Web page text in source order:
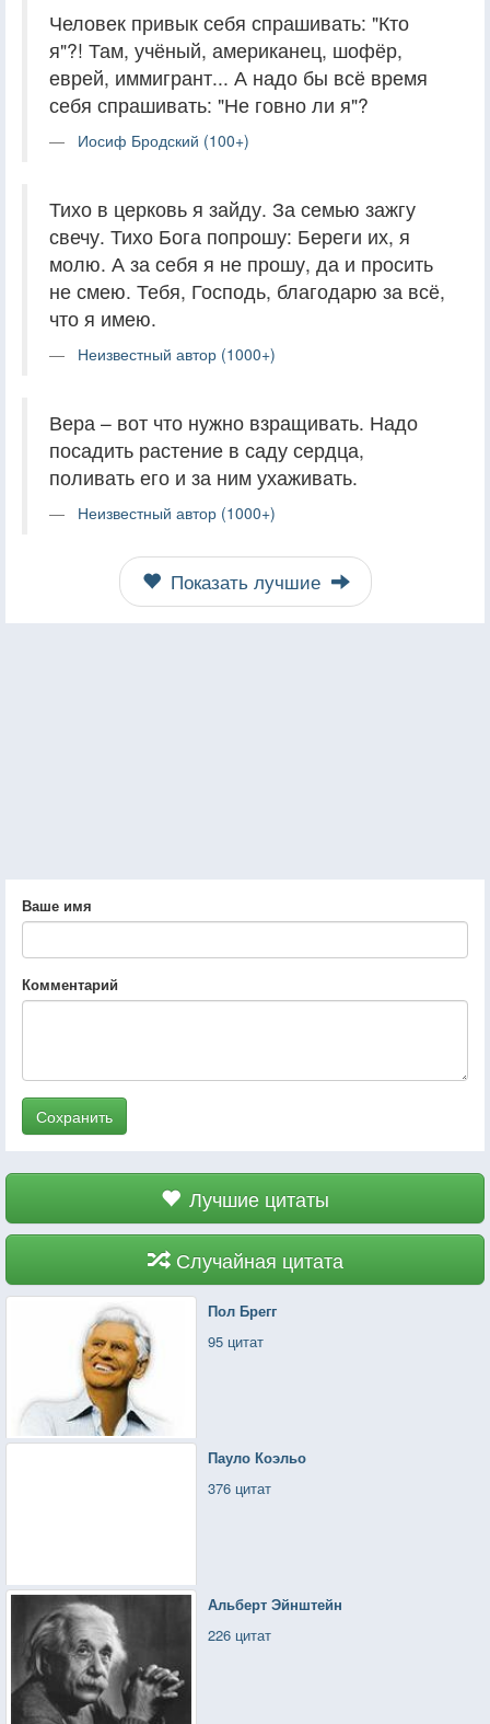
Человек привык себя спрашивать: "Кто
я"?! Там, учёный, американец, шофёр,
еврей, иммигрант... А надо бы всё время
себя спрашивать: "Не говно ли я"?
Иосиф Бродский (100+)
Тихо в церковь я зайду. За семью зажгу
свечу. Тихо Бога попрошу: Береги их, я
молю. А за себя я не прошу, да и просить
не смею. Тебя, Господь, благодарю за всё,
что я имею.
Неизвестный автор (1000+)
Вера – вот что нужно взращивать. Надо
посадить растение в саду сердца,
поливать его и за ним ухаживать.
Неизвестный автор (1000+)
Показать лучшие
Ваше имя
Комментарий
Сохранить
Лучшие цитаты
Случайная цитата
Пол Брегг
95 цитат
Пауло Коэльо
376 цитат
Альберт Эйнштейн
226 цитат